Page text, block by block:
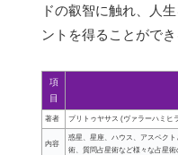
ドの叡智に触れ、人
ントを得ることがで
項
目
著者 プリトゥヤサス (ヴァラーハミヒ
内容
惑星、星座、ハウス、アスペク
術、質問占星術など様々な占星術